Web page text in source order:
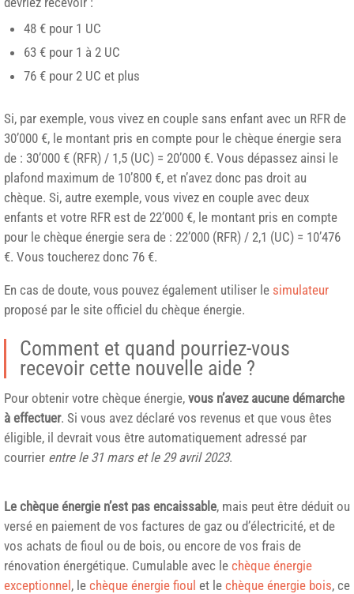
48 € pour 1 UC
63 € pour 1 à 2 UC
76 € pour 2 UC et plus
Si, par exemple, vous vivez en couple sans enfant avec un RFR de
30’000 €, le montant pris en compte pour le chèque énergie sera
de : 30’000 € (RFR) / 1,5 (UC) = 20’000 €. Vous dépassez ainsi le
plafond maximum de 10’800 €, et n’avez donc pas droit au
chèque. Si, autre exemple, vous vivez en couple avec deux
enfants et votre RFR est de 22’000 €, le montant pris en compte
pour le chèque énergie sera de : 22’000 (RFR) / 2,1 (UC) = 10’476
€. Vous toucherez donc 76 €.
En cas de doute, vous pouvez également utiliser le simulateur
proposé par le site officiel du chèque énergie.
Comment et quand pourriez-vous
recevoir cette nouvelle aide ?
Pour obtenir votre chèque énergie, vous n’avez aucune démarche
à effectuer. Si vous avez déclaré vos revenus et que vous êtes
éligible, il devrait vous être automatiquement adressé par
courrier entre le 31 mars et le 29 avril 2023.
Le chèque énergie n’est pas encaissable, mais peut être déduit ou
versé en paiement de vos factures de gaz ou d’électricité, et de
vos achats de fioul ou de bois, ou encore de vos frais de
rénovation énergétique. Cumulable avec le chèque énergie
exceptionnel, le chèque énergie fioul et le chèque énergie bois, ce